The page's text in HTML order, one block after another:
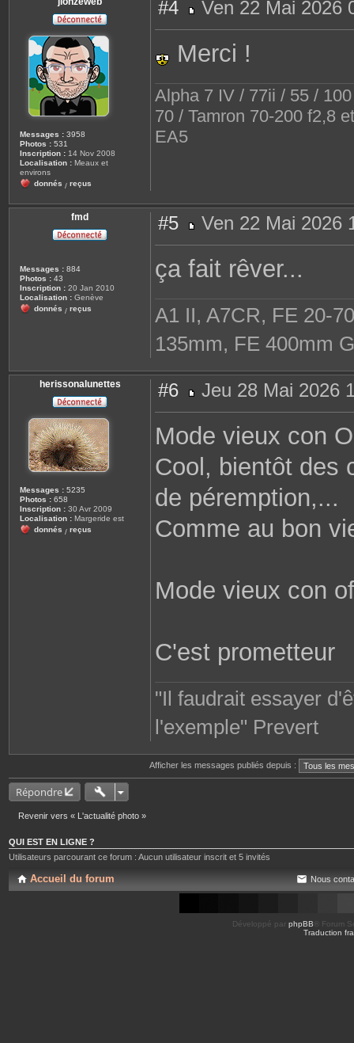
Messages : 3958
Photos : 531
Inscription : 14 Nov 2008
Localisation : Meaux et
environs
donnés / reçus
#4
e
a
Ven 22 Mai 2026
Merci !
Alpha 7 IV / 77ii / 55 /
70 / Tamron 70-200 f2,8
EA5
fmd
Messages : 884
Photos : 43
Inscription : 20 Jan 2010
Localisation : Genève
donnés / reçus
#5
e
s
a
Ven 22 Mai 2026
ça fait rêver...
A1 II, A7CR, FE 20-
135mm, FE 400mm
herissonalunettes
Messages : 5235
Photos : 658
Inscription : 30 Avr 2009
Localisation : Margeride est
donnés / reçus
#6
e
s
a
Jeu 28 Mai 2026
Mode vieux con
Cool, bientôt des
de péremption,...
Comme au bon
Mode vieux con
C'est prometteur
"Il faudrait essayer
l'exemple" Prevert
Afficher les messages publiés depuis :
Répondre
Revenir vers « L'actualité photo »
QUI EST EN LIGNE ?
Utilisateurs parcourant ce forum : Aucun utilisateur inscrit et 5 invités
Accueil du forum Nous
Développé par phpBB ® Forum
Traduction